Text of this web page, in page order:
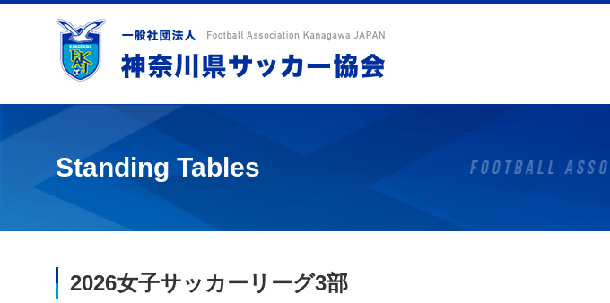
Standing Tables
2026女子サッカーリーグ3部